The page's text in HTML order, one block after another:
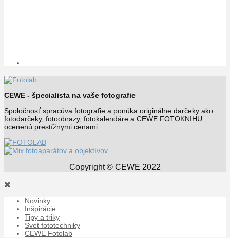
CEWE - špecialista na vaše fotografie
Spoločnosť spracúva fotografie a ponúka originálne darčeky ako
fotodarčeky, fotoobrazy, fotokalendáre a CEWE FOTOKNIHU
ocenenú prestížnymi cenami.
Copyright © CEWE 2022
Novinky
Inšpirácie
Tipy a triky
Svet fototechniky
CEWE Fotolab